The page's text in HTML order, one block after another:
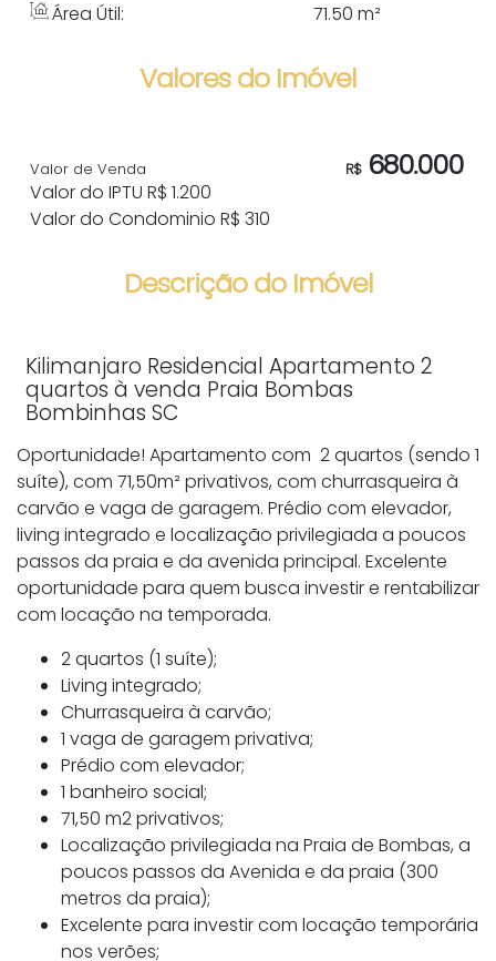
Área Útil: 71.50 m²
Valores do Imóvel
R$680.000
Valor de Venda
Valor do IPTU R$ 1.200
Valor do Condominio R$ 310
Descrição do Imóvel
Kilimanjaro Residencial Apartamento 2
quartos à venda Praia Bombas
Bombinhas SC
Oportunidade! Apartamento com 2 quartos (sendo 1
suíte), com 71,50m² privativos, com churrasqueira à
carvão e vaga de garagem. Prédio com elevador,
living integrado e localização privilegiada a poucos
passos da praia e da avenida principal. Excelente
oportunidade para quem busca investir e rentabilizar
com locação na temporada.
2 quartos (1 suíte);
Living integrado;
Churrasqueira à carvão;
1 vaga de garagem privativa;
Prédio com elevador;
1 banheiro social;
71,50 m2 privativos;
Localização privilegiada na Praia de Bombas, a
poucos passos da Avenida e da praia (300
metros da praia);
Excelente para investir com locação temporária
nos verões;